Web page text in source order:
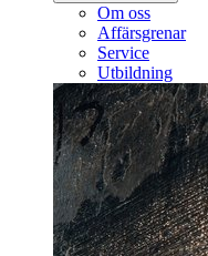
Om oss
Affärsgrenar
Service
Utbildning